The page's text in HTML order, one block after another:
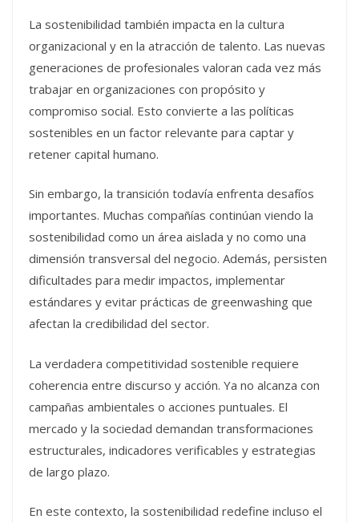
La sostenibilidad también impacta en la cultura
organizacional y en la atracción de talento. Las nuevas
generaciones de profesionales valoran cada vez más
trabajar en organizaciones con propósito y
compromiso social. Esto convierte a las políticas
sostenibles en un factor relevante para captar y
retener capital humano.
Sin embargo, la transición todavía enfrenta desafíos
importantes. Muchas compañías continúan viendo la
sostenibilidad como un área aislada y no como una
dimensión transversal del negocio. Además, persisten
dificultades para medir impactos, implementar
estándares y evitar prácticas de greenwashing que
afectan la credibilidad del sector.
La verdadera competitividad sostenible requiere
coherencia entre discurso y acción. Ya no alcanza con
campañas ambientales o acciones puntuales. El
mercado y la sociedad demandan transformaciones
estructurales, indicadores verificables y estrategias
de largo plazo.
En este contexto, la sostenibilidad redefine incluso el